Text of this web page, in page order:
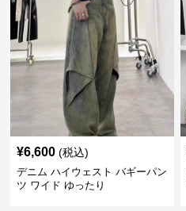
¥6,600 (税込)
デニム ハイウェスト バギーパン
ツ ワイド ゆったり